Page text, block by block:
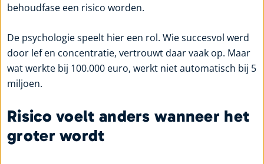
behoudfase een risico worden.
De psychologie speelt hier een rol. Wie succesvol werd
door lef en concentratie, vertrouwt daar vaak op. Maar
wat werkte bij 100.000 euro, werkt niet automatisch bij 5
miljoen.
Risico voelt anders wanneer het
groter wordt